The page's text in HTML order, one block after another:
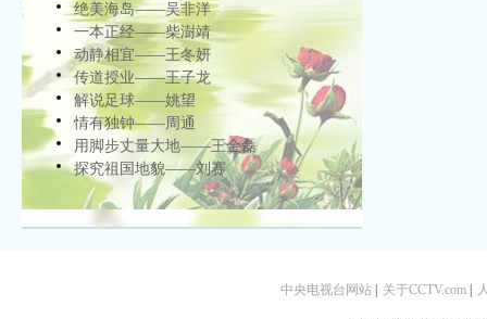
绝美海岛——吴非洋
一本正经——柴澍靖
动静相宜——王冬妍
传道授业——王子龙
解说足球——姚望
情有独钟——周通
用脚步丈量大地——王金磊
探究祖国地貌——刘赛
中央电视台网站 关于CCTV.com